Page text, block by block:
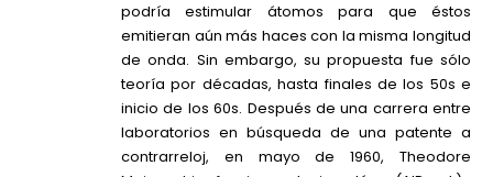
podría estimular átomos para que éstos
emitieran aún más haces con la misma longitud
de onda. Sin embargo, su propuesta fue sólo
teoría por décadas, hasta finales de los 50s e
inicio de los 60s. Después de una carrera entre
laboratorios en búsqueda de una patente a
contrarreloj, en mayo de 1960, Theodore